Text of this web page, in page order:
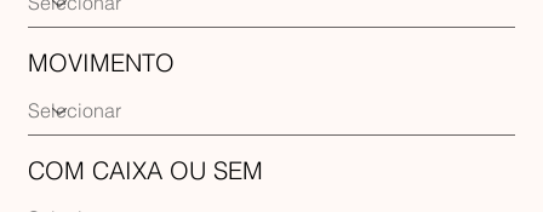
MOVIMENTO
COM CAIXA OU SEM